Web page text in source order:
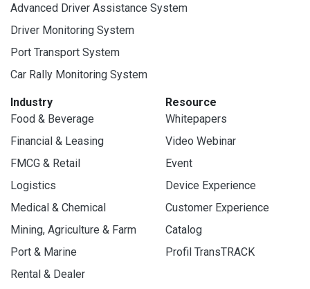
Advanced Driver Assistance System
Driver Monitoring System
Port Transport System
Car Rally Monitoring System
Industry
Food & Beverage
Financial & Leasing
FMCG & Retail
Logistics
Medical & Chemical
Mining, Agriculture & Farm
Port & Marine
Rental & Dealer
Resource
Whitepapers
Video Webinar
Event
Device Experience
Customer Experience
Catalog
Profil TransTRACK